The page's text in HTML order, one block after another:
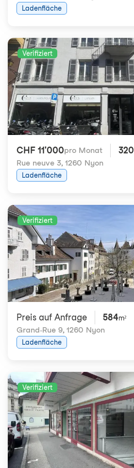
Ladenfläche
Verifiziert
CHF 11'000pro Monat 320
Rue neuve 3, 1260 Nyon
Ladenfläche
Verifiziert
Preis auf Anfrage 584m²
Grand-Rue 9, 1260 Nyon
Ladenfläche
Verifiziert